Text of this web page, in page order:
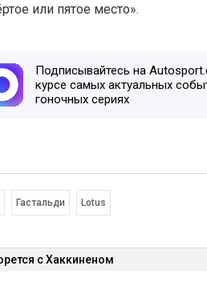
или пятое место».
Подписывайтесь на
курсе самых актуальных
гоночных сериях
Гастальди Lotus
с Хаккиненом